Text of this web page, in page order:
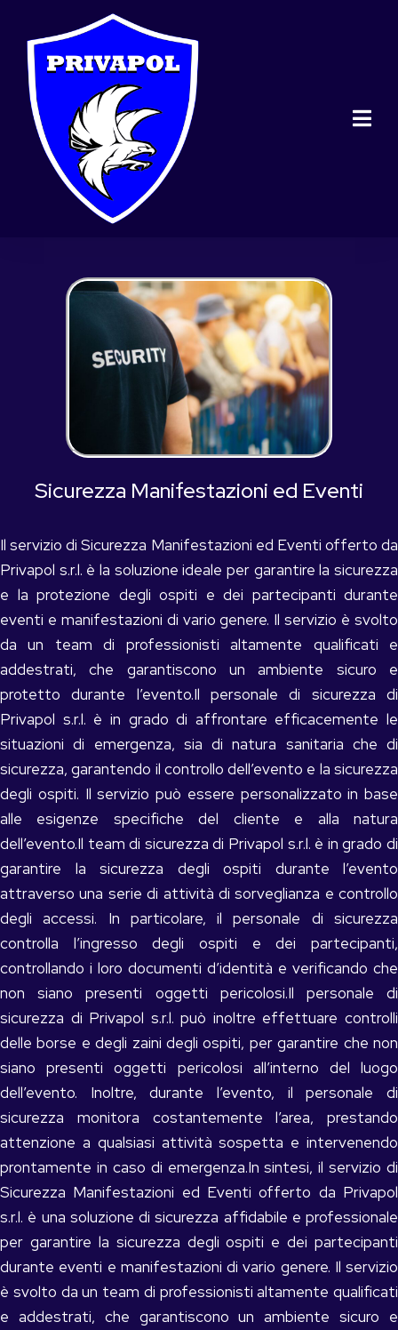
Sicurezza Manifestazioni ed Eventi
Il servizio di Sicurezza Manifestazioni ed Eventi offerto da
Privapol s.r.l. è la soluzione ideale per garantire la sicurezza
e la protezione degli ospiti e dei partecipanti durante
eventi e manifestazioni di vario genere. Il servizio è svolto
da un team di professionisti altamente qualificati e
addestrati, che garantiscono un ambiente sicuro e
protetto durante l’evento.Il personale di sicurezza di
Privapol s.r.l. è in grado di affrontare efficacemente le
situazioni di emergenza, sia di natura sanitaria che di
sicurezza, garantendo il controllo dell’evento e la sicurezza
degli ospiti. Il servizio può essere personalizzato in base
alle esigenze specifiche del cliente e alla natura
dell’evento.Il team di sicurezza di Privapol s.r.l. è in grado di
garantire la sicurezza degli ospiti durante l’evento
attraverso una serie di attività di sorveglianza e controllo
degli accessi. In particolare, il personale di sicurezza
controlla l’ingresso degli ospiti e dei partecipanti,
controllando i loro documenti d’identità e verificando che
non siano presenti oggetti pericolosi.Il personale di
sicurezza di Privapol s.r.l. può inoltre effettuare controlli
delle borse e degli zaini degli ospiti, per garantire che non
siano presenti oggetti pericolosi all’interno del luogo
dell’evento. Inoltre, durante l’evento, il personale di
sicurezza monitora costantemente l’area, prestando
attenzione a qualsiasi attività sospetta e intervenendo
prontamente in caso di emergenza.In sintesi, il servizio di
Sicurezza Manifestazioni ed Eventi offerto da Privapol
s.r.l. è una soluzione di sicurezza affidabile e professionale
per garantire la sicurezza degli ospiti e dei partecipanti
durante eventi e manifestazioni di vario genere. Il servizio
è svolto da un team di professionisti altamente qualificati
e addestrati, che garantiscono un ambiente sicuro e